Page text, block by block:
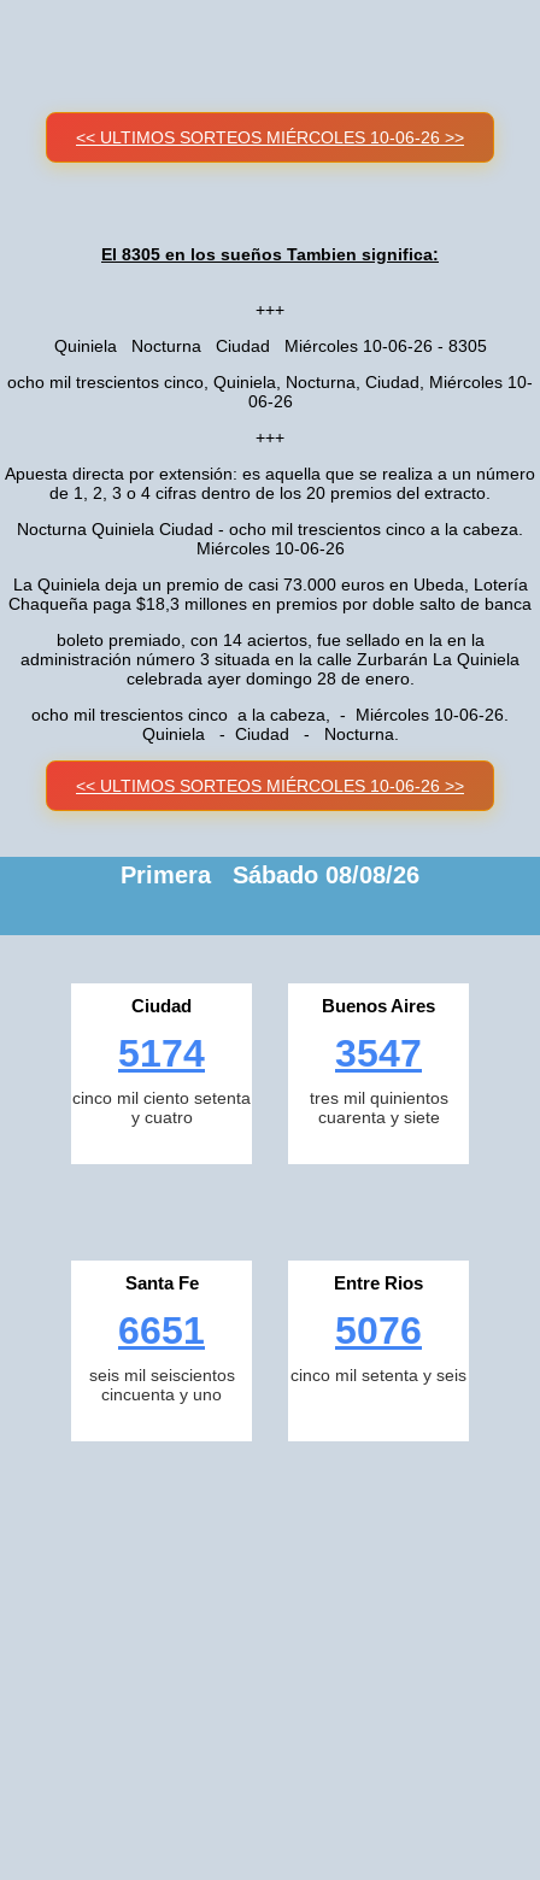
<< ULTIMOS SORTEOS MIÉRCOLES 10-06-26 >>
El 8305 en los sueños Tambien significa:
+++
Quiniela Nocturna Ciudad Miércoles 10-06-26 - 8305
ocho mil trescientos cinco, Quiniela, Nocturna, Ciudad, Miércoles 10-
06-26
+++
Apuesta directa por extensión: es aquella que se realiza a un número
de 1, 2, 3 o 4 cifras dentro de los 20 premios del extracto.
Nocturna Quiniela Ciudad - ocho mil trescientos cinco a la cabeza.
Miércoles 10-06-26
La Quiniela deja un premio de casi 73.000 euros en Ubeda, Lotería
Chaqueña paga $18,3 millones en premios por doble salto de banca
boleto premiado, con 14 aciertos, fue sellado en la en la
administración número 3 situada en la calle Zurbarán La Quiniela
celebrada ayer domingo 28 de enero.
ocho mil trescientos cinco a la cabeza, - Miércoles 10-06-26.
Quiniela - Ciudad - Nocturna.
<< ULTIMOS SORTEOS MIÉRCOLES 10-06-26 >>
Primera Sábado 08/08/26
Ciudad
5174
cinco mil ciento setenta
y cuatro
Buenos Aires
3547
tres mil quinientos
cuarenta y siete
Santa Fe
6651
seis mil seiscientos
cincuenta y uno
Entre Rios
5076
cinco mil setenta y seis